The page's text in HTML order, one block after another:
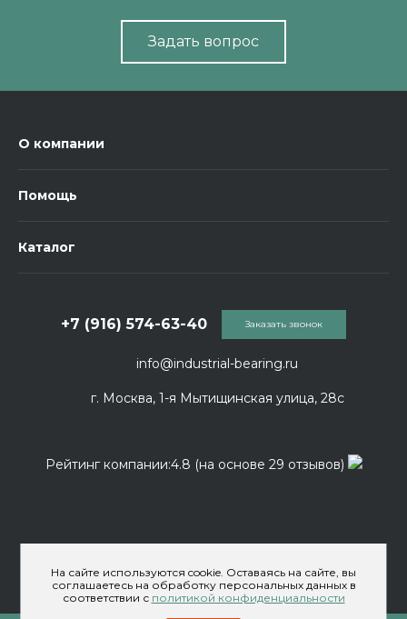
Задать вопрос
О компании
Помощь
Каталог
info@industrial-bearing.ru
+7 (916) 574-63-40
г. Москва, 1-я Мытищинская улица, 28с
Заказать звонок
Рейтинг компании:4.8 (на основе 29 отзывов)
На сайте используются cookie. Оставаясь на сайте, вы
соглашаетесь на обработку персональных данных в
соответствии с политикой конфиденциальности